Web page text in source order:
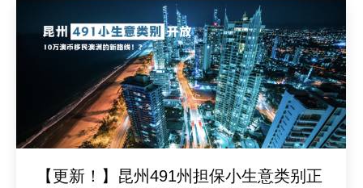
【更新！】昆州491州担保小生意类别正